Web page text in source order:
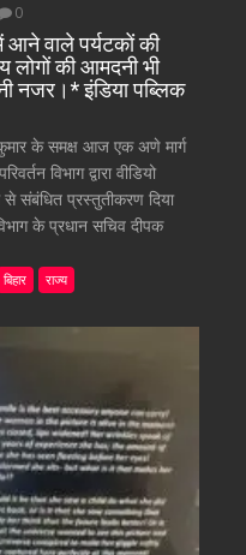
0
आने वाले पर्यटकों की
लोगों की आमदनी भी
नजर।* इंडिया पब्लिक
के समक्ष आज एक अणे मार्ग
विभाग द्वारा वीडियो
संबंधित प्रस्तुतीकरण दिया
के प्रधान सचिव दीपक
बिहार राज्य